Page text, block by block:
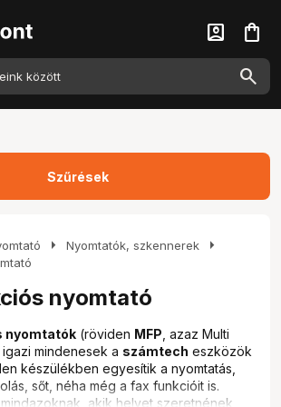
account_box shopping_bag
arrow_right Nyomtatók, szkennerek arrow_right
nyomtató
nyomtatók (röviden MFP , azaz Multi
mindenesek a számtech eszközök
készülékben egyesítik a nyomtatás,
sőt, néha még a fax funkcióit is.
akik helyet szeretnének
Szűrések